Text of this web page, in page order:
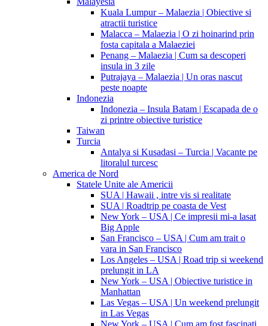
Kuala Lumpur – Malaezia | Obiective si
atractii turistice
Malacca – Malaezia | O zi hoinarind prin
fosta capitala a Malaeziei
Penang – Malaezia | Cum sa descoperi
insula in 3 zile
Putrajaya – Malaezia | Un oras nascut
peste noapte
Indonezia
Indonezia – Insula Batam | Escapada de o
zi printre obiective turistice
Taiwan
Turcia
Antalya si Kusadasi – Turcia | Vacante pe
litoralul turcesc
America de Nord
Statele Unite ale Americii
SUA | Hawaii , intre vis si realitate
SUA | Roadtrip pe coasta de Vest
New York – USA | Ce impresii mi-a lasat
Big Apple
San Francisco – USA | Cum am trait o
vara in San Francisco
Los Angeles – USA | Road trip si weekend
prelungit in LA
New York – USA | Obiective turistice in
Manhattan
Las Vegas – USA | Un weekend prelungit
in Las Vegas
New York – USA | Cum am fost fascinati